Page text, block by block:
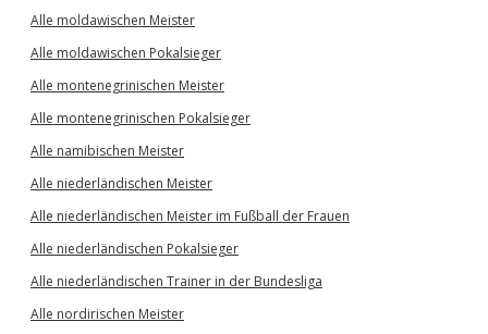
Alle moldawischen Meister
Alle moldawischen Pokalsieger
Alle montenegrinischen Meister
Alle montenegrinischen Pokalsieger
Alle namibischen Meister
Alle niederländischen Meister
Alle niederländischen Meister im Fußball der Frauen
Alle niederländischen Pokalsieger
Alle niederländischen Trainer in der Bundesliga
Alle nordirischen Meister